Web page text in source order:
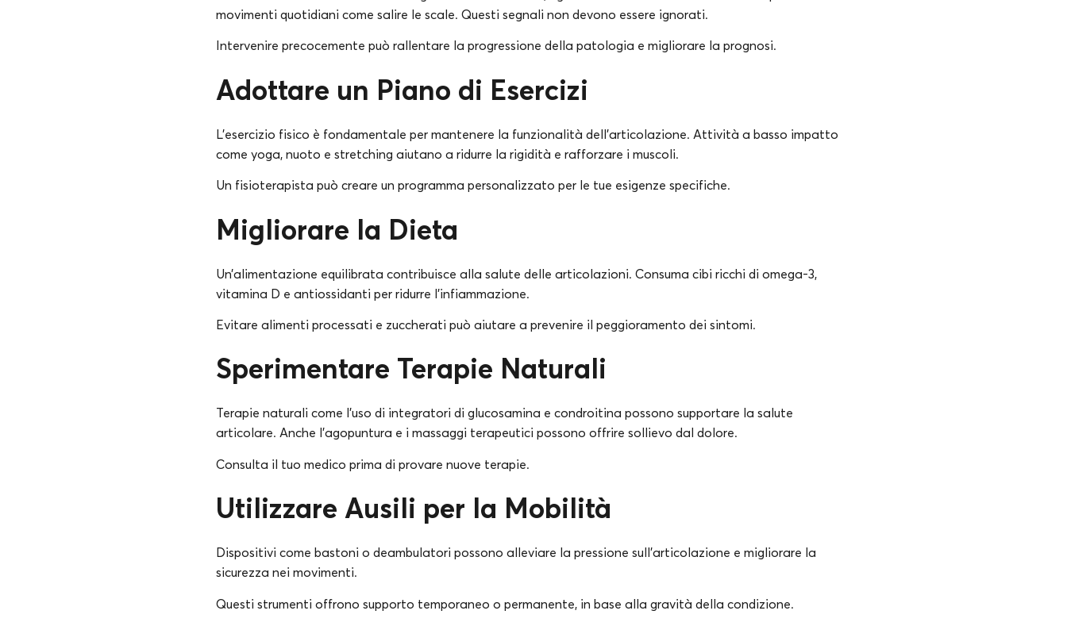
movimenti quotidiani come salire le scale. Questi segnali non devono essere ignorati.
Intervenire precocemente può rallentare la progressione della patologia e migliorare la prognosi.
Adottare un Piano di Esercizi
L’esercizio fisico è fondamentale per mantenere la funzionalità dell’articolazione. Attività a basso impatto
come yoga, nuoto e stretching aiutano a ridurre la rigidità e rafforzare i muscoli.
Un fisioterapista può creare un programma personalizzato per le tue esigenze specifiche.
Migliorare la Dieta
Un’alimentazione equilibrata contribuisce alla salute delle articolazioni. Consuma cibi ricchi di omega-3,
vitamina D e antiossidanti per ridurre l’infiammazione.
Evitare alimenti processati e zuccherati può aiutare a prevenire il peggioramento dei sintomi.
Sperimentare Terapie Naturali
Terapie naturali come l’uso di integratori di glucosamina e condroitina possono supportare la salute
articolare. Anche l’agopuntura e i massaggi terapeutici possono offrire sollievo dal dolore.
Consulta il tuo medico prima di provare nuove terapie.
Utilizzare Ausili per la Mobilità
Dispositivi come bastoni o deambulatori possono alleviare la pressione sull’articolazione e migliorare la
sicurezza nei movimenti.
Questi strumenti offrono supporto temporaneo o permanente, in base alla gravità della condizione.